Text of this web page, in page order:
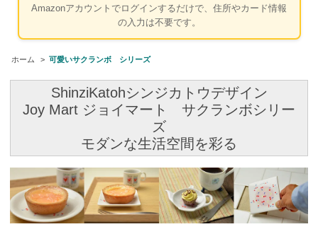
Amazonアカウントでログインするだけで、住所やカード情報
の入力は不要です。
ホーム > 可愛いサクランボ シリーズ
ShinziKatohシンジカトウデザイン
Joy Mart ジョイマート サクランボシリー
ズ
モダンな生活空間を彩る